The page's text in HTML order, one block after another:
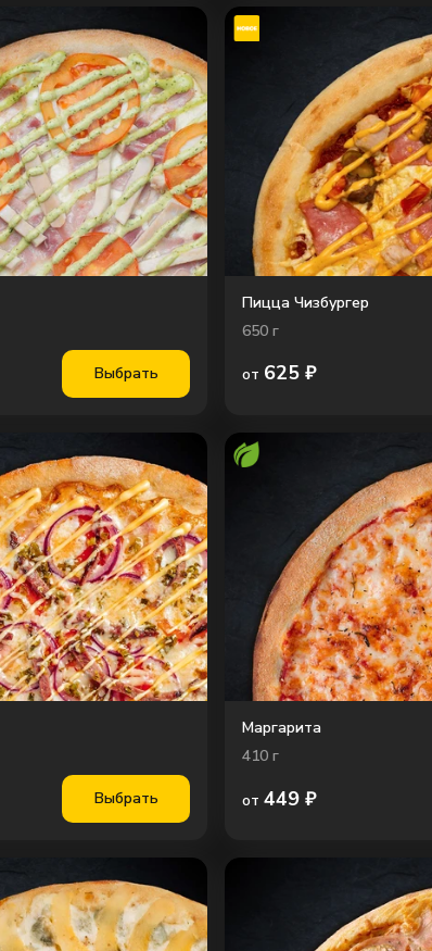
Выбрать
Пицца Чизбургер
650 г
от 625₽
Выбрать
Маргарита
410 г
от449₽